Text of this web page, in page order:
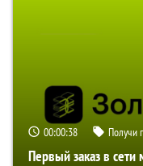
00:00:37 Получи
Первый заказ в сети